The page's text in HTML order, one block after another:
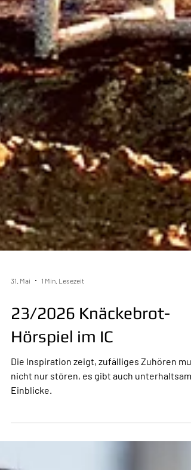
23/2026 Knäckebrot-
Hörspiel im IC
Die Inspiration zeigt, zufälliges Zuhören